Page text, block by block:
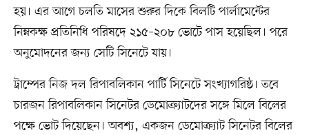
হয়। এর আগে চলতি মাসের শুরুর দিকে বিলটি পার্লামেন্টের
নিম্নকক্ষ প্রতিনিধি পরিষদে ২১৫–২০৮ ভোটে পাস হয়েছিল। পরে
অনুমোদনের জন্য সেটি সিনেটে যায়।
ট্রাম্পের নিজ দল রিপাবলিকান পার্টি সিনেটে সংখ্যাগরিষ্ঠ। তবে
চারজন রিপাবলিকান সিনেটর ডেমোক্র্যাটদের সঙ্গে মিলে বিলের
পক্ষে ভোট দিয়েছেন। অবশ্য, একজন ডেমোক্র্যাট সিনেটর বিলের